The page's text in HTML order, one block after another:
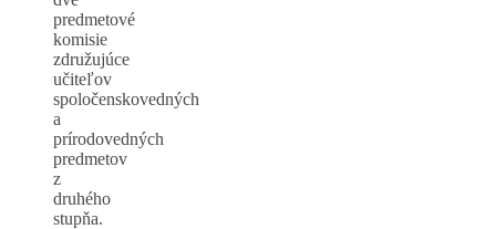
predmetové
komisie
združujúce
učiteľov
spoločenskovedných
a
prírodovedných
predmetov
z
druhého
stupňa.